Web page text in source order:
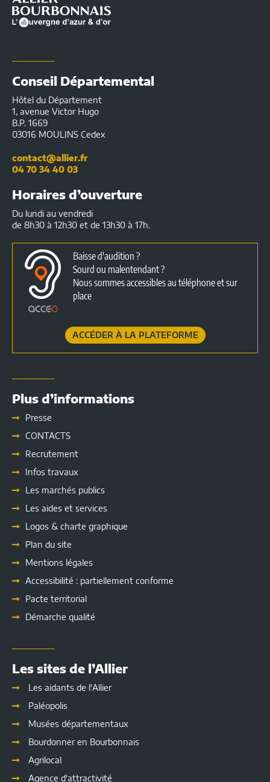
Infos
Conseil Départemental
Hôtel du Département
1, avenue Victor Hugo
B.P. 1669
03016 MOULINS Cedex
contact@allier.fr
04 70 34 40 03
Horaires d’ouverture
Du lundi au vendredi
de 8h30 à 12h30 et de 13h30 à 17h.
Baisse d'audition ?
Sourd ou malentendant ?
Nous sommes accessibles au téléphone et sur
place
ACCÉDER À LA PLATEFORME
Plus d’informations
Presse
CONTACTS
Recrutement
Infos travaux
Les marchés publics
Les aides et services
Logos & charte graphique
Plan du site
Mentions légales
Accessibilité : partiellement conforme
Pacte territorial
Démarche qualité
Les sites de l’Allier
Les aidants de l'Allier
Paléopolis
Musées départementaux
Bourdonner en Bourbonnais
Agrilocal
Agence d'attractivité